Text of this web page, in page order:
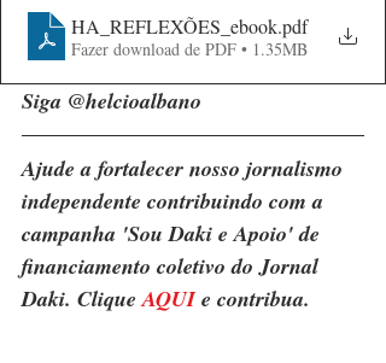
HA_REFLEXÕES_ebook.pdf
Fazer download de PDF • 1.35MB
Siga @helcioalbano
Ajude a fortalecer nosso jornalismo
independente contribuindo com a
campanha 'Sou Daki e Apoio' de
financiamento coletivo do Jornal
Daki. Clique AQUI e contribua.